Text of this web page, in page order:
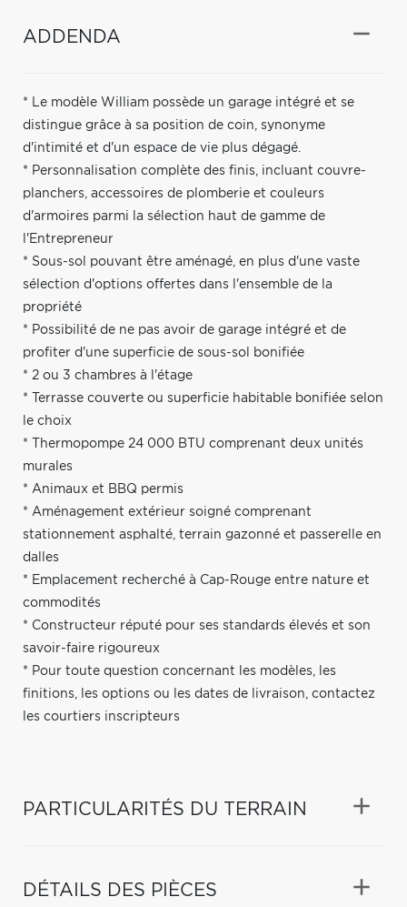
ADDENDA
* Le modèle William possède un garage intégré et se
distingue grâce à sa position de coin, synonyme
d'intimité et d'un espace de vie plus dégagé.
* Personnalisation complète des finis, incluant couvre-
planchers, accessoires de plomberie et couleurs
d'armoires parmi la sélection haut de gamme de
l'Entrepreneur
* Sous-sol pouvant être aménagé, en plus d'une vaste
sélection d'options offertes dans l'ensemble de la
propriété
* Possibilité de ne pas avoir de garage intégré et de
profiter d'une superficie de sous-sol bonifiée
* 2 ou 3 chambres à l'étage
* Terrasse couverte ou superficie habitable bonifiée selon
le choix
* Thermopompe 24 000 BTU comprenant deux unités
murales
* Animaux et BBQ permis
* Aménagement extérieur soigné comprenant
stationnement asphalté, terrain gazonné et passerelle en
dalles
* Emplacement recherché à Cap-Rouge entre nature et
commodités
* Constructeur réputé pour ses standards élevés et son
savoir-faire rigoureux
* Pour toute question concernant les modèles, les
finitions, les options ou les dates de livraison, contactez
les courtiers inscripteurs
PARTICULARITÉS DU TERRAIN
DÉTAILS DES PIÈCES